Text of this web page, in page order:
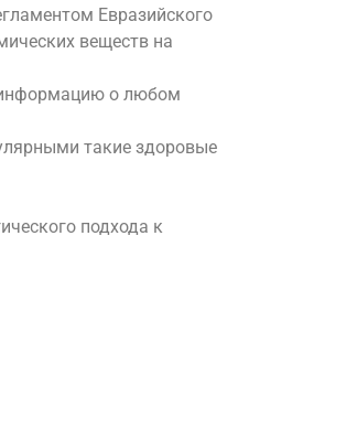
Евразийского
веществ на
информацию о любом
такие здоровые
подхода к